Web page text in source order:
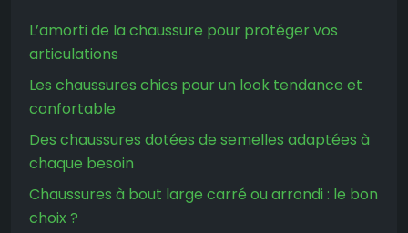
L’amorti de la chaussure pour protéger vos
articulations
Les chaussures chics pour un look tendance et
confortable
Des chaussures dotées de semelles adaptées à
chaque besoin
Chaussures à bout large carré ou arrondi : le bon
choix ?